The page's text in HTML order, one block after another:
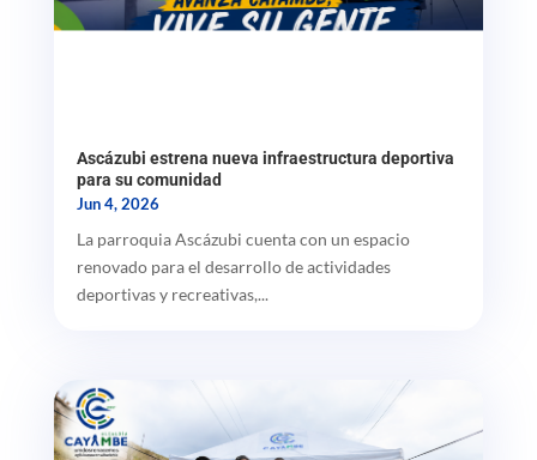
Ascázubi estrena nueva infraestructura deportiva
para su comunidad
Jun 4, 2026
La parroquia Ascázubi cuenta con un espacio
renovado para el desarrollo de actividades
deportivas y recreativas,...